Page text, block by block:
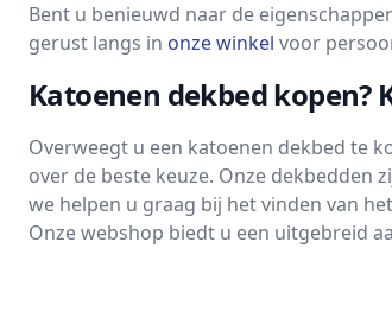
Bent u benieuwd naar de
gerust langs in onze winkel voor
Katoenen dekbed kopen?
Overweegt u een katoenen dekbed te
over de beste keuze. Onze dekbedden
we helpen u graag bij het vinden van
Onze webshop biedt u een uitgebreid